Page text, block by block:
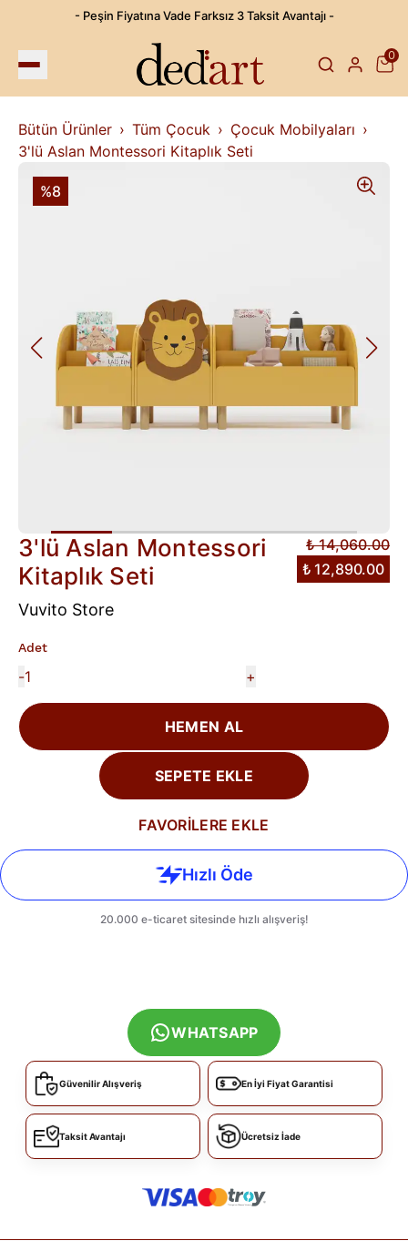
- Peşin Fiyatına Vade Farksız 3 Taksit Avantajı -
0
Bütün Ürünler Tüm Çocuk
Çocuk Mobilyaları
3'lü Aslan Montessori Kitaplık Seti
%8
3'lü Aslan Montessori
Kitaplık Seti
₺ 14,060.00
₺ 12,890.00
Vuvito Store
Adet
- +
HEMEN AL
SEPETE EKLE
FAVORİLERE EKLE
WHATSAPP
Güvenilir Alışveriş En İyi Fiyat Garantisi
Taksit Avantajı Ücretsiz İade